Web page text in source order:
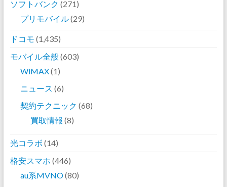
ソフトバンク (271)
プリモバイル(29)
ドコモ (1,435)
モバイル全般(603)
WiMAX(1)
ニュース (6)
契約テクニック (68)
買取情報 (8)
光コラボ (14)
格安スマホ (446)
au系MVNO(80)